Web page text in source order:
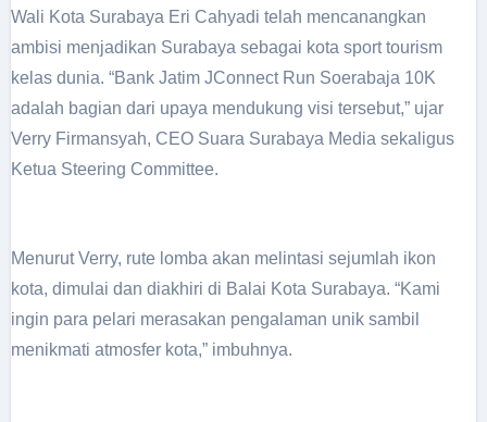
Wali Kota Surabaya Eri Cahyadi telah mencanangkan
ambisi menjadikan Surabaya sebagai kota sport tourism
kelas dunia. “Bank Jatim JConnect Run Soerabaja 10K
adalah bagian dari upaya mendukung visi tersebut,” ujar
Verry Firmansyah, CEO Suara Surabaya Media sekaligus
Ketua Steering Committee.
Menurut Verry, rute lomba akan melintasi sejumlah ikon
kota, dimulai dan diakhiri di Balai Kota Surabaya. “Kami
ingin para pelari merasakan pengalaman unik sambil
menikmati atmosfer kota,” imbuhnya.